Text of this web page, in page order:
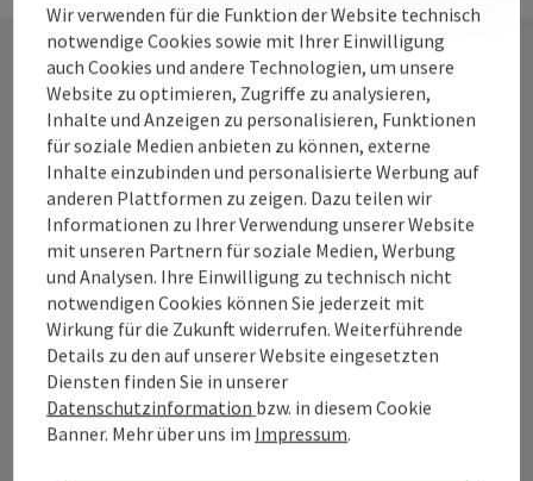
Kontakt
Tourismusverband Quellenviertel
Promenade 2
4701 Bad Schallerbach
+43 7249 42071 0
info@quellenviertel.at
Wir verwenden für die Funktion der Website technisch
notwendige Cookies sowie mit Ihrer Einwilligung
auch Cookies und andere Technologien, um unsere
Website zu optimieren, Zugriffe zu analysieren,
Inhalte und Anzeigen zu personalisieren, Funktionen
für soziale Medien anbieten zu können, externe
Inhalte einzubinden und personalisierte Werbung auf
anderen Plattformen zu zeigen. Dazu teilen wir
Informationen zu Ihrer Verwendung unserer Website
mit unseren Partnern für soziale Medien, Werbung
und Analysen. Ihre Einwilligung zu technisch nicht
notwendigen Cookies können Sie jederzeit mit
Wirkung für die Zukunft widerrufen. Weiterführende
Details zu den auf unserer Website eingesetzten
Diensten finden Sie in unserer
Datenschutzinformation bzw. in diesem Cookie
Banner. Mehr über uns im Impressum.